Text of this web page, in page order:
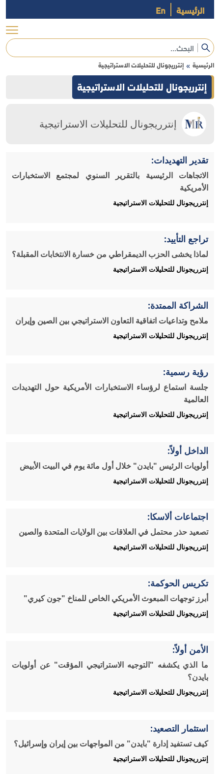
الرئيسية En
الرئيسية » إنترريجونال للتحليلات الاستراتيجية
إنترريجونال للتحليلات الاستراتيجية
إنترريجونال للتحليلات الاستراتيجية
تقدير التهديدات:
الاتجاهات الرئيسية بالتقرير السنوي لمجتمع الاستخبارات
الأمريكية
إنترريجونال للتحليلات الاستراتيجية
تراجع التأييد:
لماذا يخشى الحزب الديمقراطي من خسارة الانتخابات المقبلة؟
إنترريجونال للتحليلات الاستراتيجية
الشراكة الممتدة:
ملامح وتداعيات اتفاقية التعاون الاستراتيجي بين الصين وإيران
إنترريجونال للتحليلات الاستراتيجية
رؤية رسمية:
جلسة استماع لرؤساء الاستخبارات الأمريكية حول التهديدات
العالمية
إنترريجونال للتحليلات الاستراتيجية
الداخل أولاً:
أولويات الرئيس "بايدن" خلال أول مائة يوم في البيت الأبيض
إنترريجونال للتحليلات الاستراتيجية
اجتماعات ألاسكا:
تصعيد حذر محتمل في العلاقات بين الولايات المتحدة والصين
إنترريجونال للتحليلات الاستراتيجية
تكريس الحوكمة:
أبرز توجهات المبعوث الأمريكي الخاص للمناخ "جون كيري"
إنترريجونال للتحليلات الاستراتيجية
الأمن أولاً:
ما الذي يكشفه "التوجيه الاستراتيجي المؤقت" عن أولويات
بايدن؟
إنترريجونال للتحليلات الاستراتيجية
استثمار التصعيد:
كيف تستفيد إدارة "بايدن" من المواجهات بين إيران وإسرائيل؟
إنترريجونال للتحليلات الاستراتيجية